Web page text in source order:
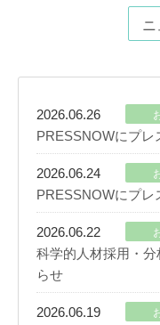
ニ
2026.06.26
PRESSNOWにプレ
2026.06.24
PRESSNOWにプレ
2026.06.22
科学的人材採用・
らせ
2026.06.19